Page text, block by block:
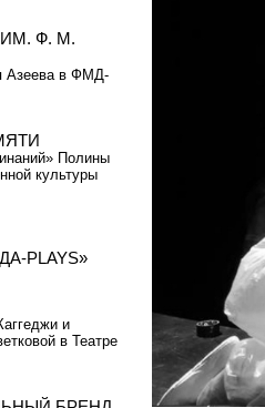
Ф. М.
Азеева в ФМД-
Полины
культуры
PLAYS»
и
в Театре